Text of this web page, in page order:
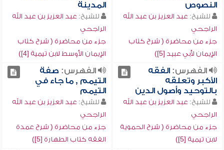
النصوص
للشيخ: عبد العزيز بن عبد الله
الراجحي
جزء من محاضرة ( شرح كتاب
الإيمان لأبي عبيد [5])
المدينة
للشيخ: عبد العزيز بن عبد الله
الراجحي
جزء من محاضرة ( شرح كتاب
الإيمان الأوسط لابن تيمية [4])
الفهرس:الفقه
الأكبر وتعلقه
بالتوحيد وأصول الدين
للشيخ: عبد العزيز بن عبد الله
الراجحي
جزء من محاضرة ( شرح الحموية
لابن تيمية [5])
الفهرس: صفة
التيمم , ما جاء في
التيمم
للشيخ: عبد العزيز بن عبد الله
الراجحي
جزء من محاضرة ( شرح عمدة
الفقه كتاب الطهارة [5])